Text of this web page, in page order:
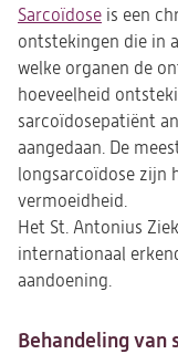
Sarcoïdose is een
ontstekingen die in
welke organen de
hoeveelheid
sarcoïdosepatiënt
aangedaan. De
longsarcoïdose zijn
vermoeidheid.
Het St. Antonius
internationaal
aandoening.
Behandeling van